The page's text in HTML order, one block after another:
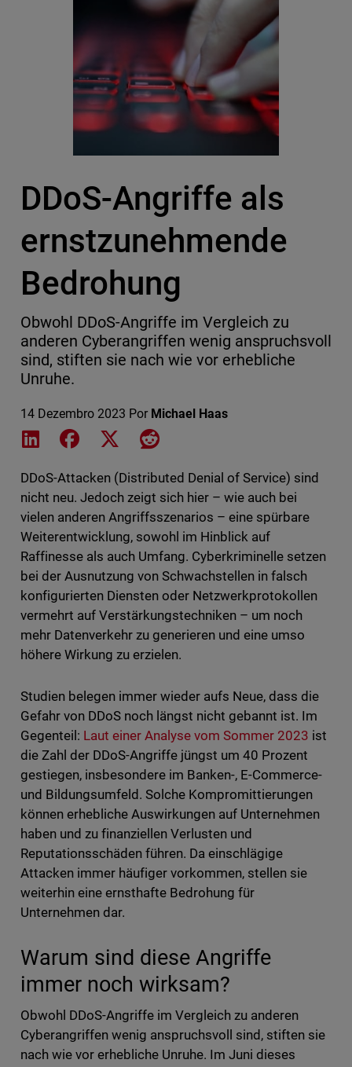
DDoS-Angriffe als
ernstzunehmende
Bedrohung
Obwohl DDoS-Angriffe im Vergleich zu
anderen Cyberangriffen wenig anspruchsvoll
sind, stiften sie nach wie vor erhebliche
Unruhe.
14 Dezembro 2023 Por Michael Haas
Share on LinkedIn
Share on Facebook
Share on XShare on Reddit
DDoS-Attacken (Distributed Denial of Service) sind
nicht neu. Jedoch zeigt sich hier – wie auch bei
vielen anderen Angriffsszenarios – eine spürbare
Weiterentwicklung, sowohl im Hinblick auf
Raffinesse als auch Umfang. Cyberkriminelle setzen
bei der Ausnutzung von Schwachstellen in falsch
konfigurierten Diensten oder Netzwerkprotokollen
vermehrt auf Verstärkungstechniken – um noch
mehr Datenverkehr zu generieren und eine umso
höhere Wirkung zu erzielen.
Studien belegen immer wieder aufs Neue, dass die
Gefahr von DDoS noch längst nicht gebannt ist. Im
Gegenteil: Laut einer Analyse vom Sommer 2023 ist
die Zahl der DDoS-Angriffe jüngst um 40 Prozent
gestiegen, insbesondere im Banken-, E-Commerce-
und Bildungsumfeld. Solche Kompromittierungen
können erhebliche Auswirkungen auf Unternehmen
haben und zu finanziellen Verlusten und
Reputationsschäden führen. Da einschlägige
Attacken immer häufiger vorkommen, stellen sie
weiterhin eine ernsthafte Bedrohung für
Unternehmen dar.
Warum sind diese Angriffe
immer noch wirksam?
Obwohl DDoS-Angriffe im Vergleich zu anderen
Cyberangriffen wenig anspruchsvoll sind, stiften sie
nach wie vor erhebliche Unruhe. Im Juni dieses